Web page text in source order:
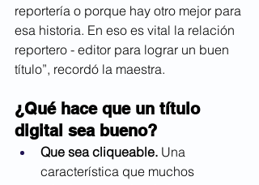
reportería o porque hay otro mejor para
esa historia. En eso es vital la relación
reportero - editor para lograr un buen
título”, recordó la maestra.
¿Qué hace que un título
digital sea bueno?
Que sea cliqueable. Una
característica que muchos